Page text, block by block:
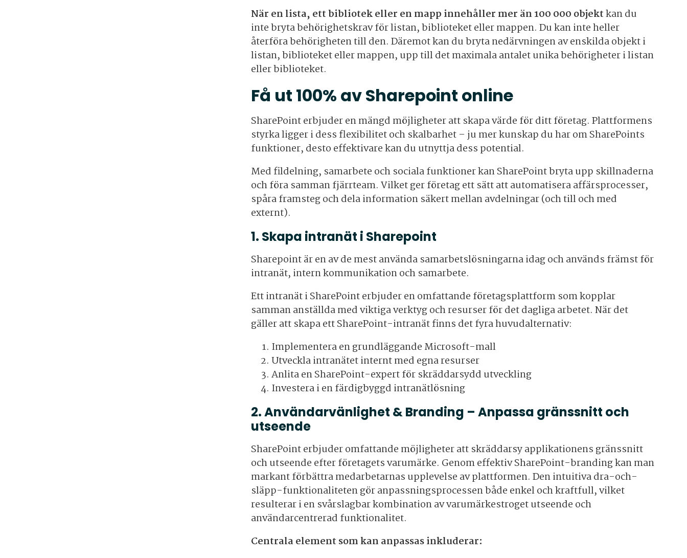
När en lista, ett bibliotek eller en mapp innehåller mer än 100 000 objektkan du
inte bryta behörighetskrav för listan, biblioteket eller mappen. Du kan inte heller
återföra behörigheten till den. Däremot kan du bryta nedärvningen av enskilda objekt i
listan, biblioteket eller mappen, upp till det maximala antalet unika behörigheter i listan
eller biblioteket.
Få ut 100% av Sharepoint online
SharePoint erbjuder en mängd möjligheter att skapa värde för ditt företag. Plattformens
styrka ligger i dess flexibilitet och skalbarhet – ju mer kunskap du har om SharePoints
funktioner, desto effektivare kan du utnyttja dess potential.
Med fildelning, samarbete och sociala funktioner kan SharePoint bryta upp skillnaderna
och föra samman fjärrteam. Vilket ger företag ett sätt att automatisera affärsprocesser,
spåra framsteg och dela information säkert mellan avdelningar (och till och med
externt).
1. Skapa intranät i Sharepoint
Sharepoint är en av de mest använda samarbetslösningarna idag och används främst för
intranät, intern kommunikation och samarbete.
Ett intranät i SharePoint erbjuder en omfattande företagsplattform som kopplar
samman anställda med viktiga verktyg och resurser för det dagliga arbetet. När det
gäller att skapa ett SharePoint-intranät finns det fyra huvudalternativ:
Implementera en grundläggande Microsoft-mall
Utveckla intranätet internt med egna resurser
Anlita en SharePoint-expert för skräddarsydd utveckling
Investera i en färdigbyggd intranätlösning
2. Användarvänlighet & Branding – Anpassa gränssnitt och
utseende
SharePoint erbjuder omfattande möjligheter att skräddarsy applikationens gränssnitt
och utseende efter företagets varumärke. Genom effektiv SharePoint-branding kan man
markant förbättra medarbetarnas upplevelse av plattformen. Den intuitiva dra-och-
släpp-funktionaliteten gör anpassningsprocessen både enkel och kraftfull, vilket
resulterar i en svårslagbar kombination av varumärkestroget utseende och
användarcentrerad funktionalitet.
Centrala element som kan anpassas inkluderar: